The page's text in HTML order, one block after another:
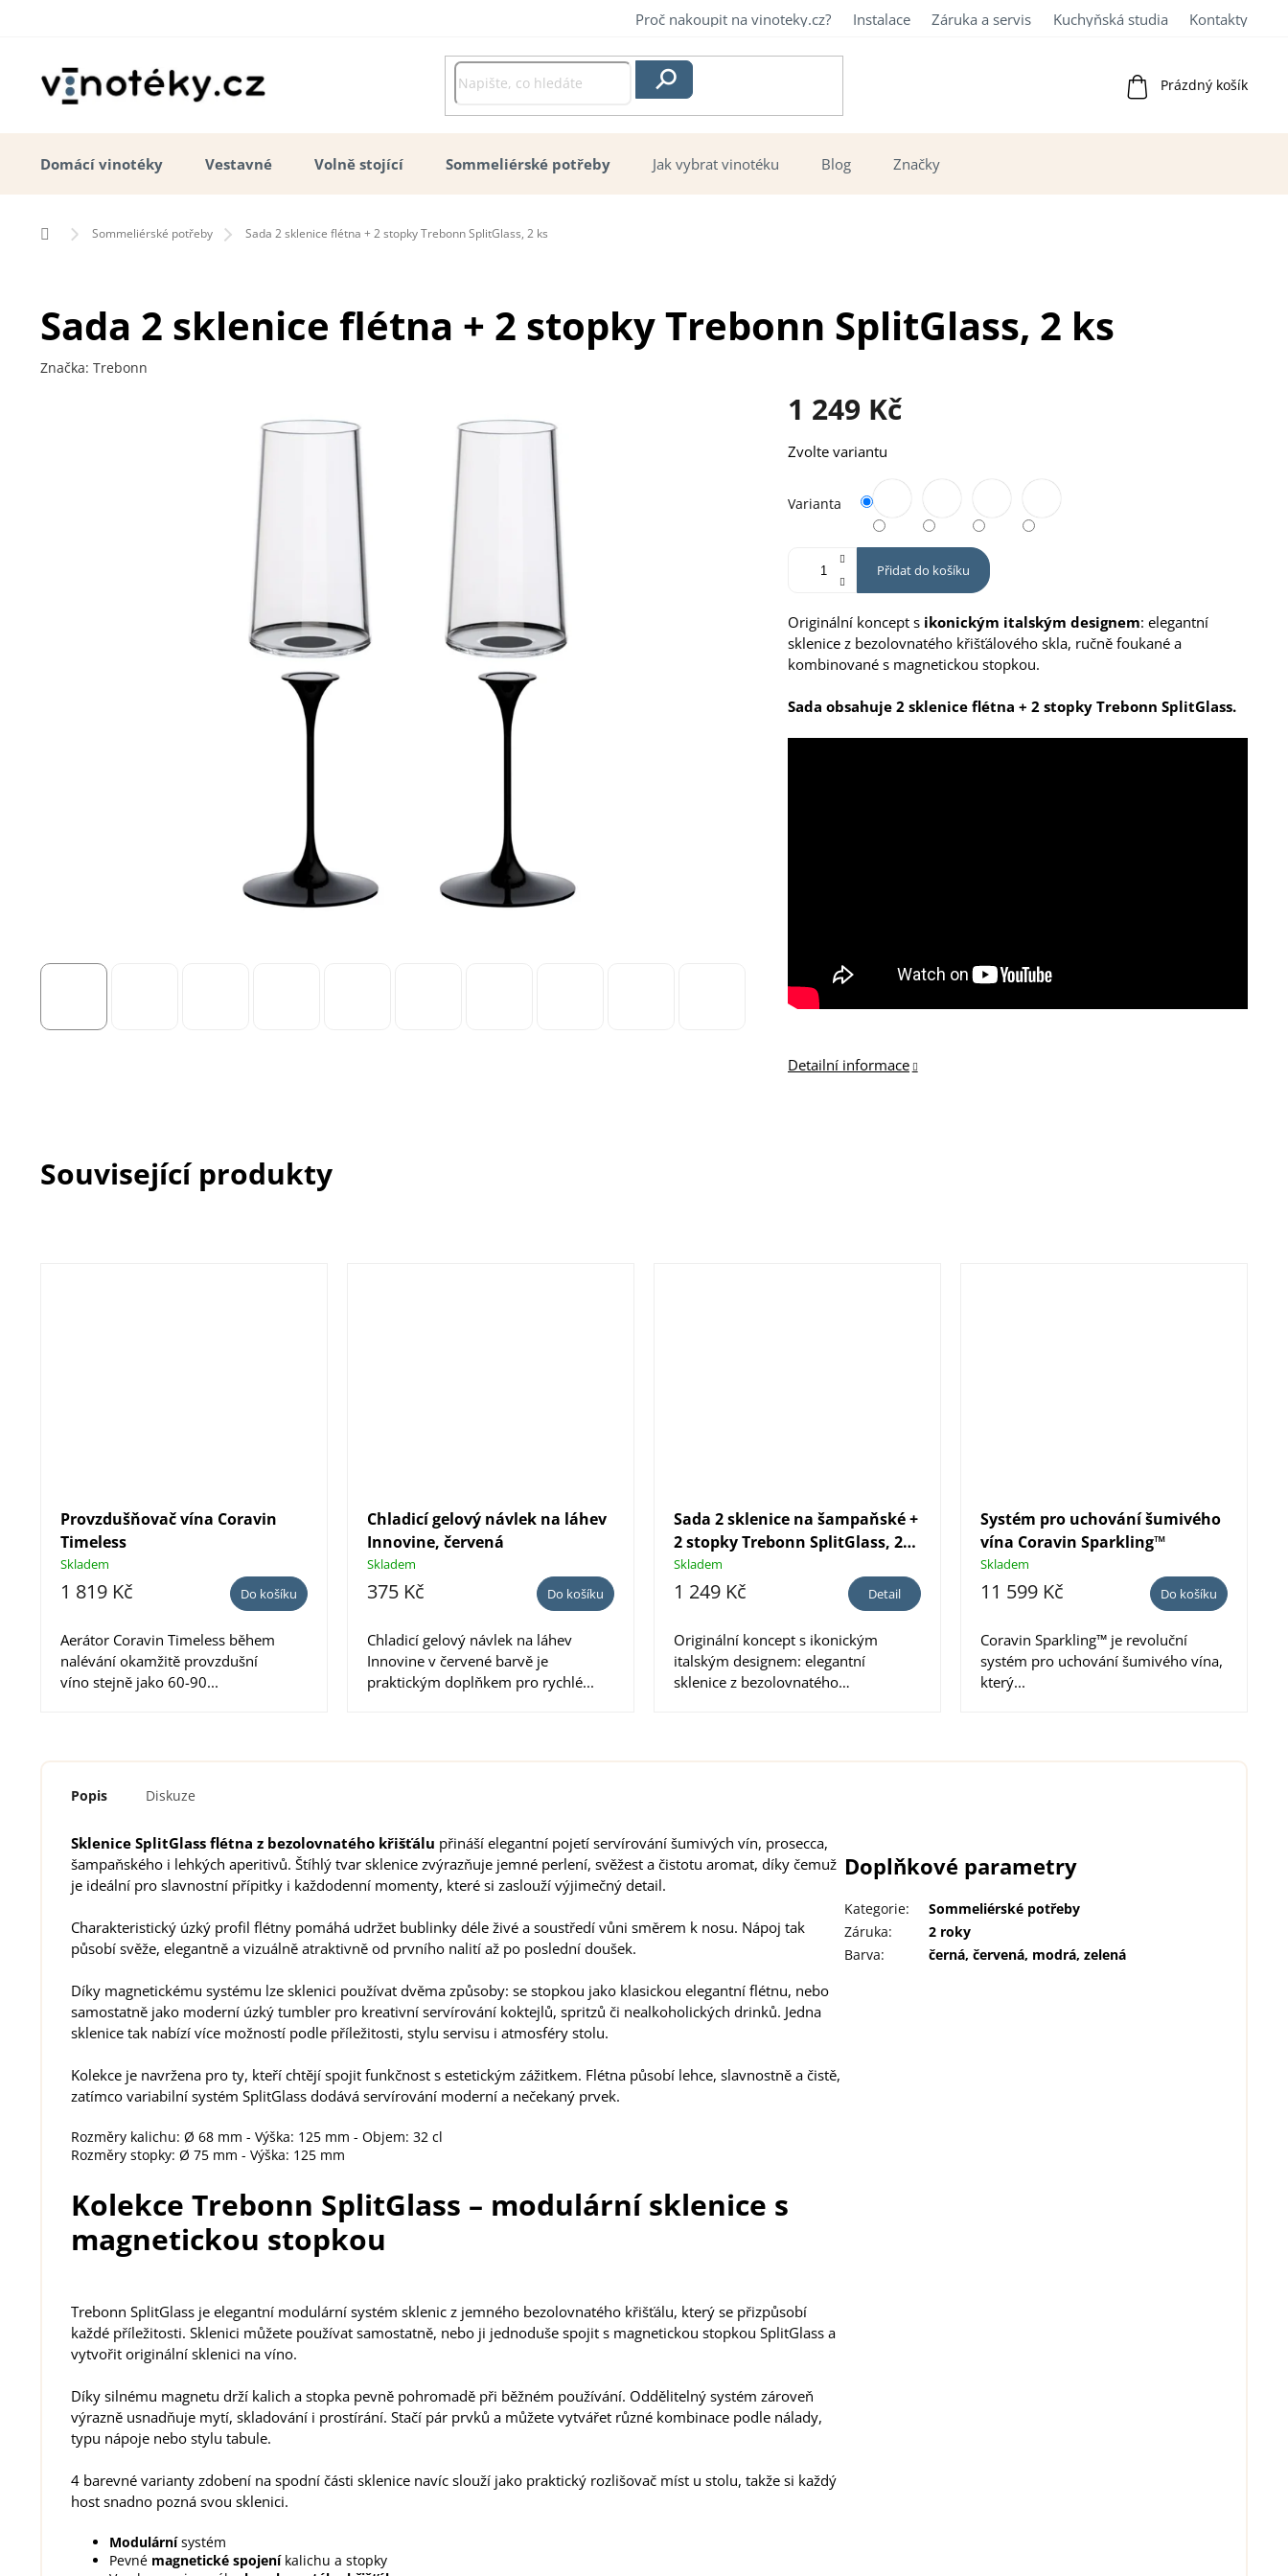
Proč nakoupit na vinoteky.cz? Instalace Záruka a servis Kuchyňská studia Kontakty
Hledat
Nákupní
Prázdný košík
Domácí vinotéky Vestavné Volně stojící Sommeliérské potřeby Jak vybrat vinotéku Blog Značky
Domů Sommeliérské potřeby Sada 2 sklenice flétna + 2 stopky Trebonn SplitGlass, 2 ks
Sada 2 sklenice flétna + 2 stopky Trebonn SplitGlass, 2 ks
Značka: Trebonn
1 249 Kč
Měrná
cena:
Zvolte variantu
Varianta
Přidat do košíku
Originální koncept s ikonickým italským designem: elegantní
sklenice z bezolovnatého křišťálového skla, ručně foukané a
kombinované s magnetickou stopkou.
Sada obsahuje 2 sklenice flétna + 2 stopky Trebonn SplitGlass.
Detailní informace
Související produkty
Provzdušňovač vína Coravin
Timeless
Skladem
1 819 Kč Do košíku
Aerátor Coravin Timeless během
nalévání okamžitě provzdušní
víno stejně jako 60-90...
Chladicí gelový návlek na láhev
Innovine, červená
Skladem
375 Kč Do košíku
Chladicí gelový návlek na láhev
Innovine v červené barvě je
praktickým doplňkem pro rychlé...
Sada 2 sklenice na šampaňské +
2 stopky Trebonn SplitGlass, 2
ks
Skladem
1 249 Kč Detail
Originální koncept s ikonickým
italským designem: elegantní
sklenice z bezolovnatého
Systém pro uchování šumivého
vína Coravin Sparkling™
Skladem
11 599 Kč Do košíku
Coravin Sparkling™ je revoluční
systém pro uchování šumivého vína,
který...
Popis Diskuze
Sklenice SplitGlass flétna z bezolovnatého křišťálu přináší elegantní pojetí servírování šumivých vín, prosecca,
šampaňského i lehkých aperitivů. Štíhlý tvar sklenice zvýrazňuje jemné perlení, svěžest a čistotu aromat, díky čemuž
je ideální pro slavnostní přípitky i každodenní momenty, které si zaslouží výjimečný detail.
Charakteristický úzký profil flétny pomáhá udržet bublinky déle živé a soustředí vůni směrem k nosu. Nápoj tak
působí svěže, elegantně a vizuálně atraktivně od prvního nalití až po poslední doušek.
Díky magnetickému systému lze sklenici používat dvěma způsoby: se stopkou jako klasickou elegantní flétnu, nebo
samostatně jako moderní úzký tumbler pro kreativní servírování koktejlů, spritzů či nealkoholických drinků. Jedna
sklenice tak nabízí více možností podle příležitosti, stylu servisu i atmosféry stolu.
Kolekce je navržena pro ty, kteří chtějí spojit funkčnost s estetickým zážitkem. Flétna působí lehce, slavnostně a čistě,
zatímco variabilní systém SplitGlass dodává servírování moderní a nečekaný prvek.
Rozměry kalichu: Ø 68 mm - Výška: 125 mm - Objem: 32 cl
Rozměry stopky: Ø 75 mm - Výška: 125 mm
Kolekce Trebonn SplitGlass – modulární sklenice s
magnetickou stopkou
Trebonn SplitGlass je elegantní modulární systém sklenic z jemného bezolovnatého křišťálu, který se přizpůsobí
každé příležitosti. Sklenici můžete používat samostatně, nebo ji jednoduše spojit s magnetickou stopkou SplitGlass a
vytvořit originální sklenici na víno.
Díky silnému magnetu drží kalich a stopka pevně pohromadě při běžném používání. Oddělitelný systém zároveň
výrazně usnadňuje mytí, skladování i prostírání. Stačí pár prvků a můžete vytvářet různé kombinace podle nálady,
typu nápoje nebo stylu tabule.
4 barevné varianty zdobení na spodní části sklenice navíc slouží jako praktický rozlišovač míst u stolu, takže si každý
host snadno pozná svou sklenici.
Modulárnísystém
Pevné magnetické spojeníkalichu a stopky
Doplňkové parametry
Kategorie:
Sommeliérské potřeby
Záruka:
2 roky
Barva: černá, červená, modrá, zelená